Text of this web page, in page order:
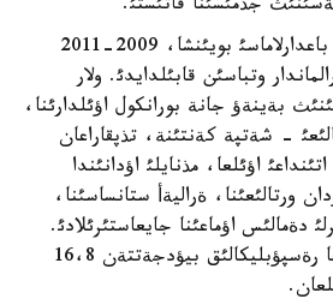
جذمئسئنا قاتئستئ.
ايماقتئق «نذرلئ كوش» باعدارلاماسئ بويئنشا، 2009-2011
وبلئس 5400 ورالماندار وتباسئن قابئلدايدئ. ولار
بةينةؤ جانة بورانكول اؤئلدارئنا،
- شةتپة كةنتئنة، تذپقاراعان
اؤئلعا، مذنايلئ اؤدانئندا
ورتالئعئنا، ةراليةأ ستانساسئنا،
دةمالئس اؤماعئنا جايعاستئرئلادئ.
بذل ماقساتقا 2010 جئلعا رةسپؤبليكالئق بيؤدجةتتةن 16،8